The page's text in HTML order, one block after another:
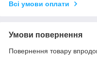
Всі умови оплати
Умови повернення
Повернення товару